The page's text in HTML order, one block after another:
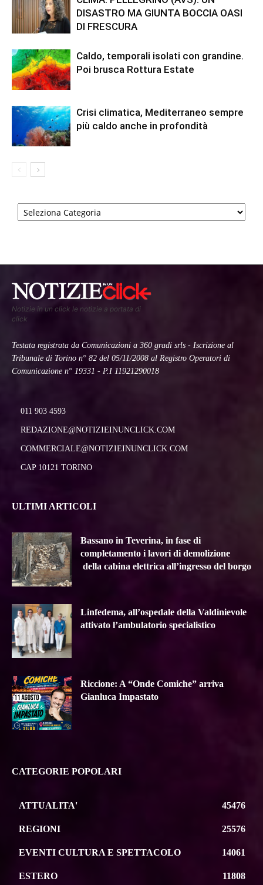
DISASTRO MA GIUNTA BOCCIA OASI
DI FRESCURA
Caldo, temporali isolati con grandine.
Poi brusca Rottura Estate
Crisi climatica, Mediterraneo sempre
più caldo anche in profondità
Categorie
Notizie in un click le notizie a portata di
click
Testata registrata da Comunicazioni a 360 gradi srls - Iscrizione al
Tribunale di Torino n° 82 del 05/11/2008 al Registro Operatori di
Comunicazione n° 19331 - P.I 11921290018
011 903 4593
REDAZIONE@NOTIZIEINUNCLICK.COM
COMMERCIALE@NOTIZIEINUNCLICK.COM
CAP 10121 TORINO
ULTIMI ARTICOLI
Bassano in Teverina, in fase di
completamento i lavori di demolizione
della cabina elettrica all’ingresso del borgo
Linfedema, all’ospedale della Valdinievole
attivato l’ambulatorio specialistico
Riccione: A “Onde Comiche” arriva
Gianluca Impastato
CATEGORIE POPOLARI
ATTUALITA' 45476
REGIONI 25576
EVENTI CULTURA E SPETTACOLO 14061
ESTERO 11808